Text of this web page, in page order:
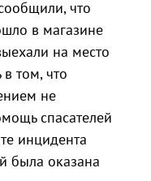
что
в магазине
на место
том, что
не
спасателей
инцидента
была оказана